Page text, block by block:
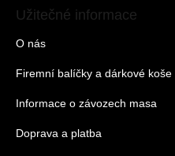
Užitečné informace
O nás
Firemní balíčky a dárkové koše
Informace o závozech masa
Doprava a platba